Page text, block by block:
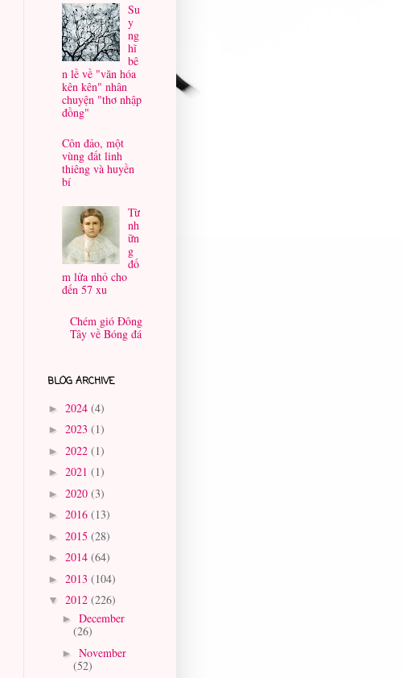
Su
y
ng
hĩ
bê
n lề về "văn hóa
kên kên" nhân
chuyện "thơ nhập
đồng"
Côn đảo, một
vùng đất linh
thiêng và huyền
bí
Từ
nh
ữn
g
đố
m lửa nhỏ cho
đến 57 xu
Chém gió Đông
Tây về Bóng đá
BLOG ARCHIVE
► 2024 (4)
► 2023 (1)
► 2022 (1)
► 2021 (1)
► 2020 (3)
► 2016 (13)
► 2015 (28)
► 2014 (64)
► 2013 (104)
▼ 2012 (226)
► December
(26)
► November
(52)